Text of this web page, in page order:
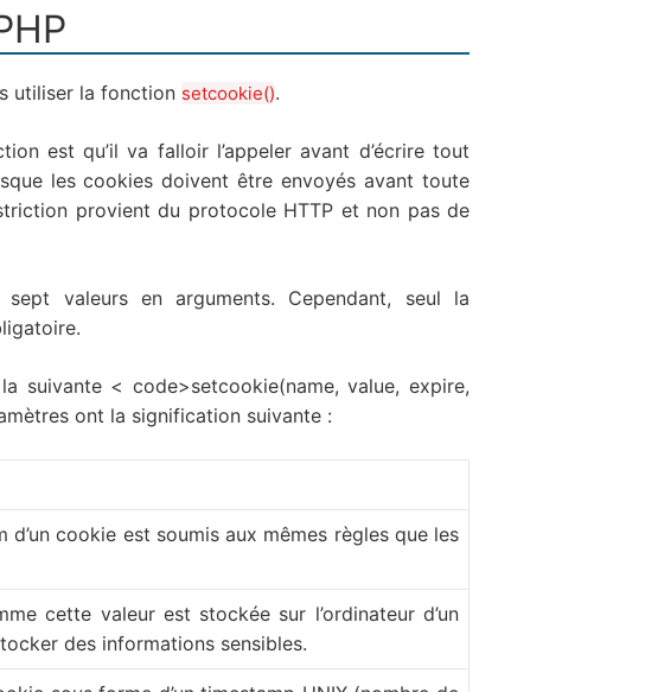
utiliser la fonction setcookie().
est qu’il va falloir l’appeler avant d’écrire tout
les cookies doivent être envoyés avant toute
provient du protocole HTTP et non pas de
valeurs en arguments. Cependant, seul la
suivante < code>setcookie(name, value, expire,
ont la signification suivante :
d’un cookie est soumis aux mêmes règles que les
cette valeur est stockée sur l’ordinateur d’un
des informations sensibles.